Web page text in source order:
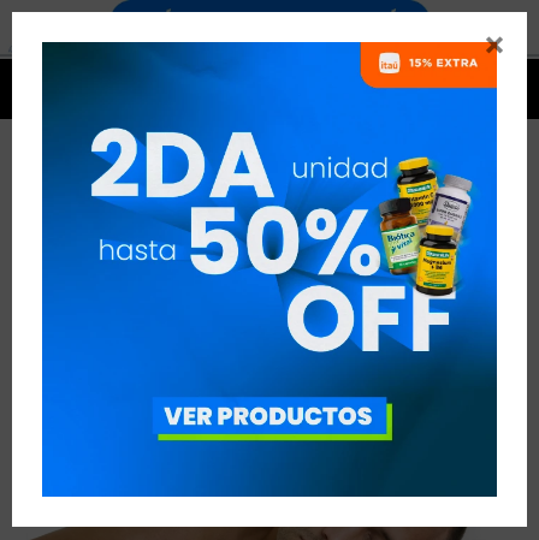

TRUCOS PARA DORMIR MEJOR
VER TODAS LAS ENTRADAS
EntrenamientoNutrición